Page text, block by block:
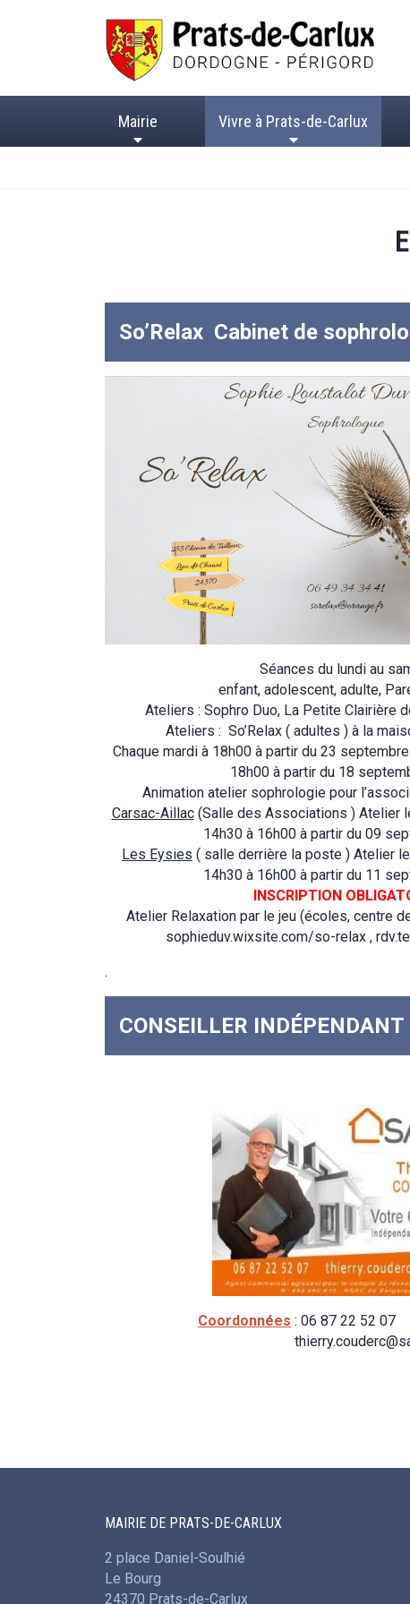
Mairie Vivre à Prats-de-Carlux
So’Relax Cabinet de
Séances du lundi au
enfant, adolescent, adulte,
Ateliers : Sophro Duo, La Petite Clairière
Ateliers : So’Relax ( adultes ) à la
Chaque mardi à 18h00 à partir du 23
18h00 à partir du 18
Animation atelier sophrologie pour
Carsac-Aillac(Salle des Associations ) Atelier
14h30 à 16h00 à partir du 09
Les Eysies ( salle derrière la poste ) Atelier
14h30 à 16h00 à partir du 11
INSCRIPTION
Atelier Relaxation par le jeu (écoles, centre
sophieduv.wixsite.com/so-relax ,
.
CONSEILLER
Coordonnées : 06 87 22 52 07
MAIRIE DE PRATS-DE-CARLUX
2 place Daniel-Soulhié
Le Bourg
24370 Prats-de-Carlux